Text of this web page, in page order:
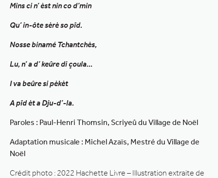
Mins ci n’ èst nin co d’min
Qu’ in-ôte sèrè so pîd.
Nosse binamé Tchantchès,
Lu, n’ a d’ keûre di çoula…
I va beûre si pèkèt
A pîd èt a Dju-d’-la.
Paroles : Paul-Henri Thomsin, Scriyeû du Village de Noël
Adaptation musicale : Michel Azaïs, Mestré du Village de
Noël
Crédit photo : 2022 Hachette Livre – Illustration extraite de